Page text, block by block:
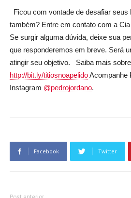
Ficou com vontade de desafiar
também? Entre em contato com a
Se surgir alguma dúvida, deixe sua
que responderemos em breve. Será
atingir seu objetivo. Saiba mais sobre
http://bit.ly/titiosnoapelidoAcompanhe
Instagram @pedrojordano.
Facebook Twitter